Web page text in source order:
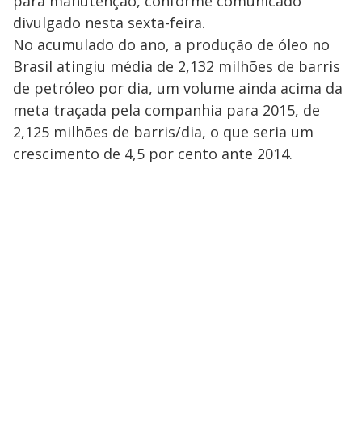
divulgado nesta sexta-feira.
No acumulado do ano, a produção de óleo no
Brasil atingiu média de 2,132 milhões de barris
de petróleo por dia, um volume ainda acima da
meta traçada pela companhia para 2015, de
2,125 milhões de barris/dia, o que seria um
crescimento de 4,5 por cento ante 2014.